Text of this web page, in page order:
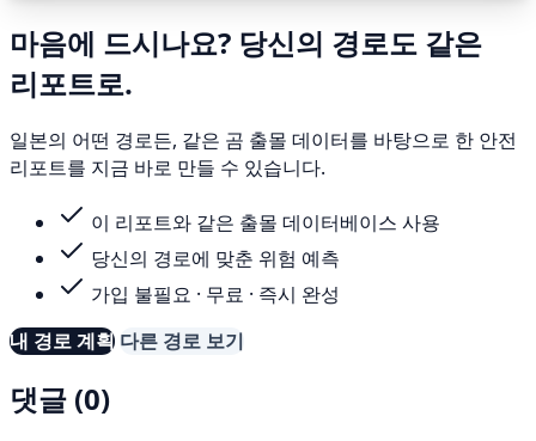
마음에 드시나요? 당신의 경로도 같은
리포트로.
일본의 어떤 경로든, 같은 곰 출몰 데이터를 바탕으로 한 안전
리포트를 지금 바로 만들 수 있습니다.
이 리포트와 같은 출몰 데이터베이스 사용
당신의 경로에 맞춘 위험 예측
가입 불필요 · 무료 · 즉시 완성
내 경로 계획 다른 경로 보기
댓글 (0)